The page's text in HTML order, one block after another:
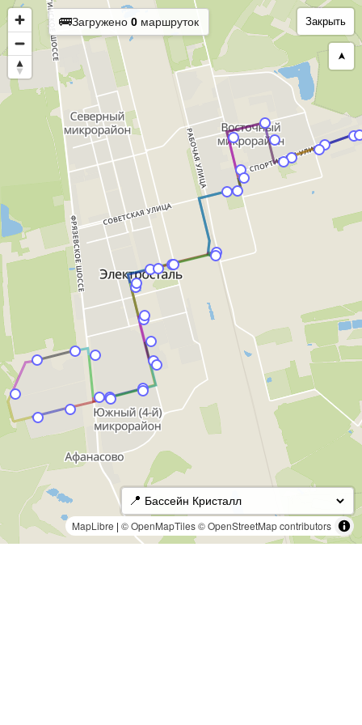
Закрыть
➤
MapLibre | © OpenMapTiles© OpenStreetMap contributors
📍
🚌Загружено 0 маршруток